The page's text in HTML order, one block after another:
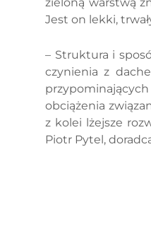
zieloną warstwą
Jest on lekki,
– Struktura i
czynienia z
obciążenia
z kolei lżejsze
Piotr Pytel,